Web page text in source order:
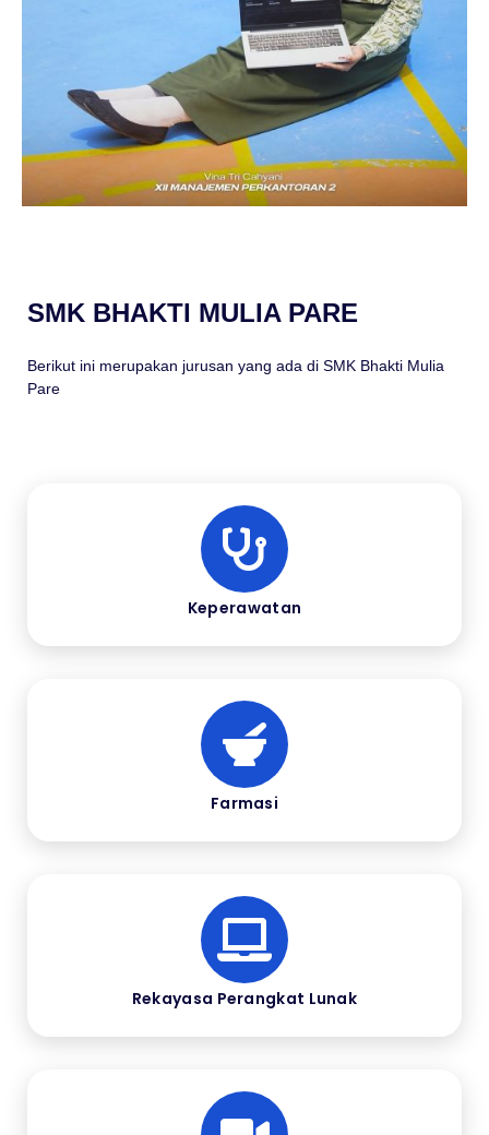
SMK BHAKTI MULIA PARE
Berikut ini merupakan jurusan yang ada di SMK Bhakti Mulia
Pare
Keperawatan
Farmasi
Rekayasa Perangkat Lunak